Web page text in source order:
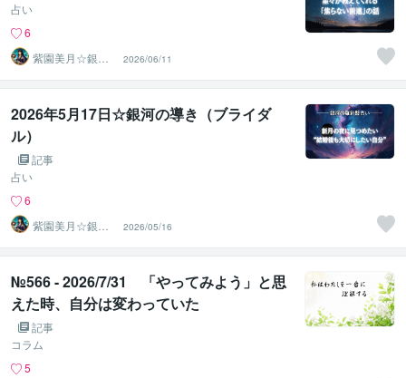
占い
6
紫園美月☆銀河
の羅針盤で導く
人生のナビ
2026/06/11
2026年5月17日☆銀河の導き（ブライダ
ル）
記事
占い
6
紫園美月☆銀河
の羅針盤で導く
人生のナビ
2026/05/16
№566 - 2026/7/31 「やってみよう」と思
えた時、自分は変わっていた
記事
コラム
5